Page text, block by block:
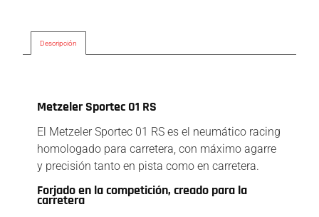
Descripción
Metzeler Sportec 01 RS
El Metzeler Sportec 01 RS es el neumático racing
homologado para carretera, con máximo agarre
y precisión tanto en pista como en carretera.
Forjado en la competición, creado para la
carretera